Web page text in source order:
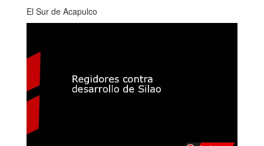
El Sur de Acapulco